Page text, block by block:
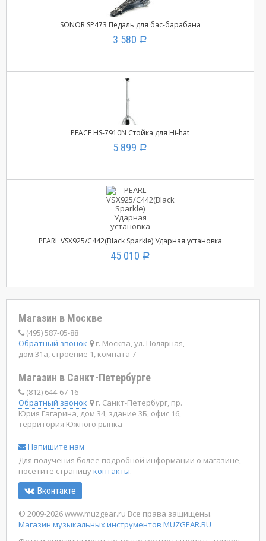
SONOR SP473 Педаль для бас-барабана
3 580 Р
PEACE HS-7910N Стойка для Hi-hat
5 899 Р
PEARL VSX925/C442(Black Sparkle) Ударная установка
45 010 Р
Магазин в Москве
(495) 587-05-88
Обратный звонок
г. Москва, ул. Полярная,
дом 31а, строение 1, комната 7
Магазин в Санкт-Петербурге
(812) 644-67-16
Обратный звонок
г. Санкт-Петербург, пр.
Юрия Гагарина, дом 34, здание 3Б, офис 16,
территория Южного рынка
Напишите нам
Для получения более подробной информации о магазине,
посетите страницуконтакты.
Вконтакте
© 2009-2026 www.muzgear.ru Все права защищены.
Магазин музыкальных инструментов MUZGEAR.RU